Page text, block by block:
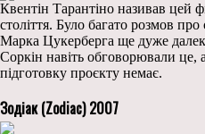
Квентін Тарантіно називав цей
століття. Було багато розмов про
Марка Цукерберга ще дуже
Соркін навіть обговорювали
підготовку проєкту немає.
Зодіак (Zodiac) 2007